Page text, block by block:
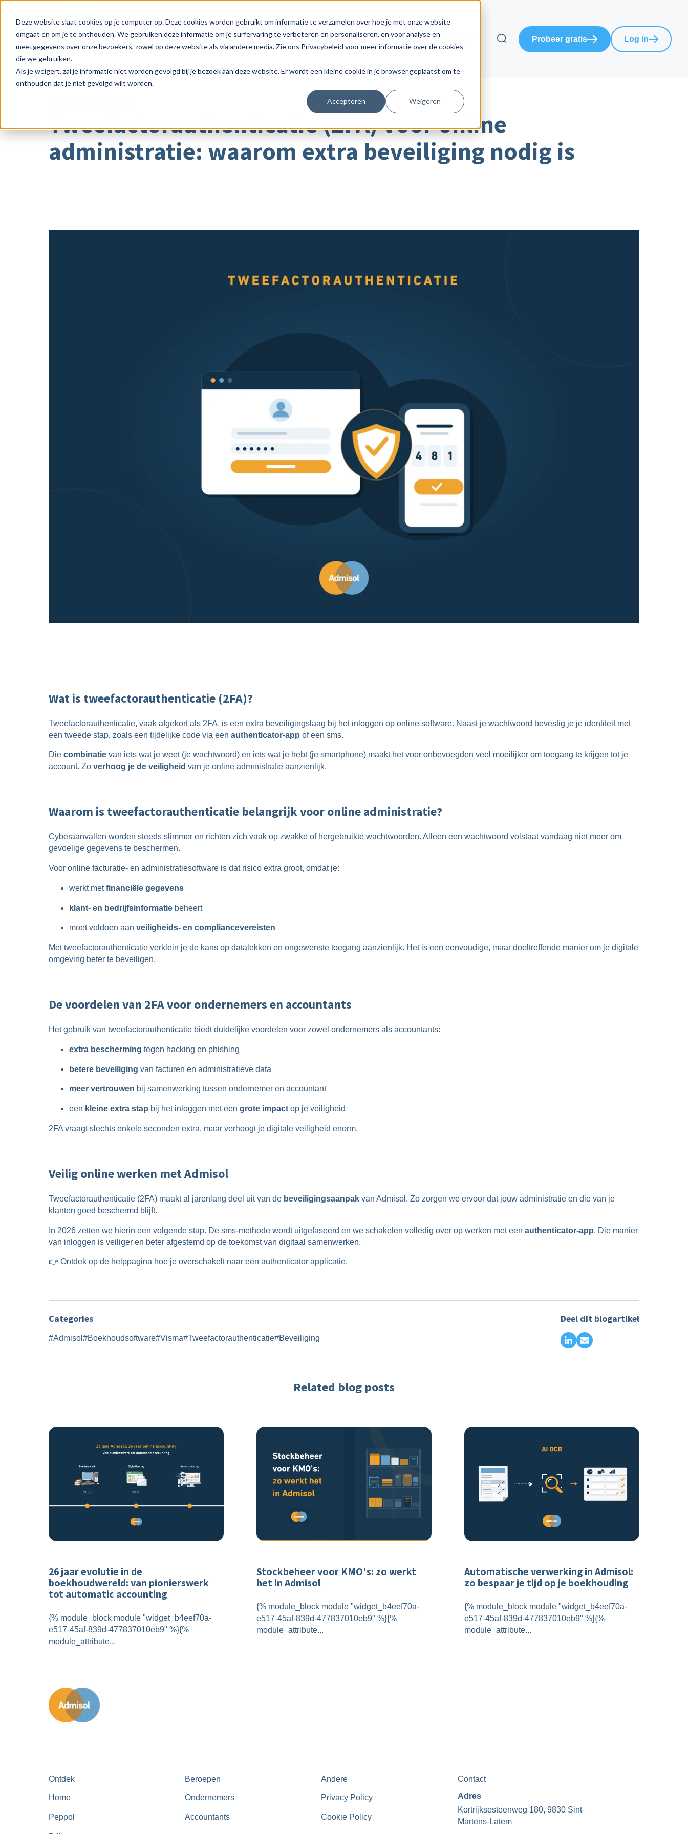
Deze website slaat cookies op je computer op. Deze cookies worden gebruikt om informatie te verzamelen over hoe je met onze website
omgaat en om je te onthouden. We gebruiken deze informatie om je surfervaring te verbeteren en personaliseren, en voor analyse en
meetgegevens over onze bezoekers, zowel op deze website als via andere media. Zie ons Privacybeleid voor meer informatie over de cookies
die we gebruiken.
Als je weigert, zal je informatie niet worden gevolgd bij je bezoek aan deze website. Er wordt een kleine cookie in je browser geplaatst om te
onthouden dat je niet gevolgd wilt worden.
Accepteren Weigeren
Product Peppol Prijzen Integraties Blog Probeer gratis Log in
Tweefactorauthenticatie (2FA) voor online
administratie: waarom extra beveiliging nodig is
Wat is tweefactorauthenticatie (2FA)?
Tweefactorauthenticatie, vaak afgekort als 2FA, is een extra beveiligingslaag bij het inloggen op online software. Naast je wachtwoord bevestig je je identiteit met
een tweede stap, zoals een tijdelijke code via een authenticator-app of een sms.
Diecombinatie van iets wat je weet (je wachtwoord) en iets wat je hebt (je smartphone) maakt het voor onbevoegden veel moeilijker om toegang te krijgen tot je
account. Zoverhoog je de veiligheid van je online administratie aanzienlijk.
Waarom is tweefactorauthenticatie belangrijk voor online administratie?
Cyberaanvallen worden steeds slimmer en richten zich vaak op zwakke of hergebruikte wachtwoorden. Alleen een wachtwoord volstaat vandaag niet meer om
gevoelige gegevens te beschermen.
Voor online facturatie- en administratiesoftware is dat risico extra groot, omdat je:
werkt metfinanciële gegevens
klant- en bedrijfsinformatie beheert
moet voldoen aanveiligheids- en compliancevereisten
Met tweefactorauthenticatie verklein je de kans op datalekken en ongewenste toegang aanzienlijk. Het is een eenvoudige, maar doeltreffende manier om je digitale
omgeving beter te beveiligen.
De voordelen van 2FA voor ondernemers en accountants
Het gebruik van tweefactorauthenticatie biedt duidelijke voordelen voor zowel ondernemers als accountants:
extra beschermingtegen hacking en phishing
betere beveiliging van facturen en administratieve data
meer vertrouwen bij samenwerking tussen ondernemer en accountant
een kleine extra stap bij het inloggen met eengrote impact op je veiligheid
2FA vraagt slechts enkele seconden extra, maar verhoogt je digitale veiligheid enorm.
Veilig online werken met Admisol
Tweefactorauthenticatie (2FA) maakt al jarenlang deel uit van de beveiligingsaanpak van Admisol. Zo zorgen we ervoor dat jouw administratie en die van je
klanten goed beschermd blijft.
In 2026 zetten we hierin een volgende stap. De sms-methode wordt uitgefaseerd en we schakelen volledig over op werken met eenauthenticator-app. Die manier
van inloggen is veiliger en beter afgestemd op de toekomst van digitaal samenwerken.
👉 Ontdek op de helppagina hoe je overschakelt naar een authenticator applicatie.
Categories
#Admisol#Boekhoudsoftware#Visma#Tweefactorauthenticatie#Beveiliging
Deel dit blogartikel
Related blog posts
26 jaar evolutie in de
boekhoudwereld: van pionierswerk
tot automatic accounting
{% module_block module "widget_b4eef70a-
e517-45af-839d-477837010eb9" %}{%
module_attribute...
Stockbeheer voor KMO's: zo werkt
het in Admisol
{% module_block module "widget_b4eef70a-
e517-45af-839d-477837010eb9" %}{%
module_attribute...
Automatische verwerking in Admisol:
zo bespaar je tijd op je boekhouding
{% module_block module "widget_b4eef70a-
e517-45af-839d-477837010eb9" %}{%
module_attribute...
Ontdek
Home
Peppol
Beroepen
Ondernemers
Accountants
Andere
Privacy Policy
Cookie Policy
Contact
Adres
Kortrijksesteenweg 180, 9830 Sint-
Martens-Latem